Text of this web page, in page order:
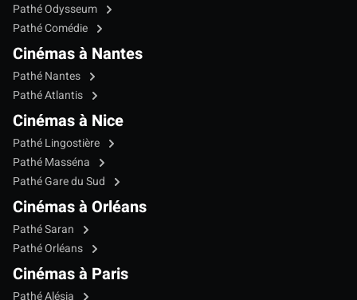
Pathé Odysseum
Pathé Comédie
Cinémas à Nantes
Pathé Nantes
Pathé Atlantis
Cinémas à Nice
Pathé Lingostière
Pathé Masséna
Pathé Gare du Sud
Cinémas à Orléans
Pathé Saran
Pathé Orléans
Cinémas à Paris
Pathé Alésia